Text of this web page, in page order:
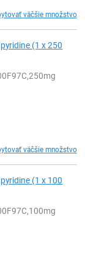
väčšie množstvo
(1 x 250
väčšie množstvo
(1 x 100